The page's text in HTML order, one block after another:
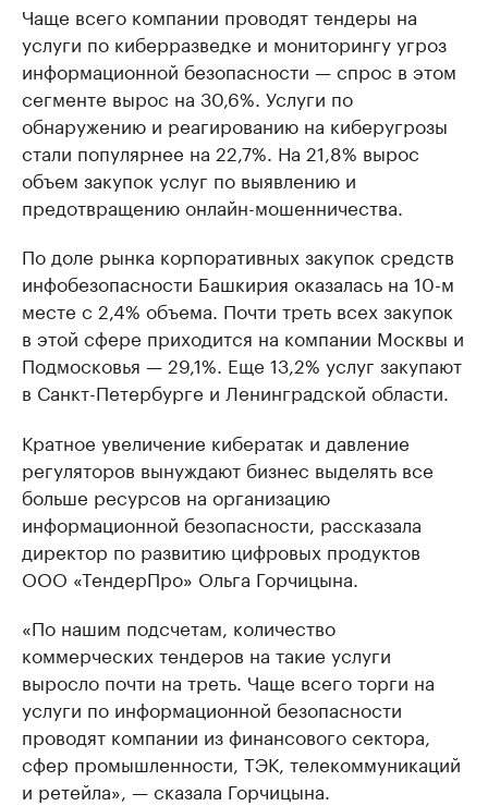
Чаще всего компании проводят тендеры на
услуги по киберразведке и мониторингу угроз
информационной безопасности — спрос в этом
сегменте вырос на 30,6%. Услуги по
обнаружению и реагированию на киберугрозы
стали популярнее на 22,7%. На 21,8% вырос
объем закупок услуг по выявлению и
предотвращению онлайн-мошенничества.
По доле рынка корпоративных закупок средств
инфобезопасности Башкирия оказалась на 10-м
месте с 2,4% объема. Почти треть всех закупок
в этой сфере приходится на компании Москвы и
Подмосковья — 29,1%. Еще 13,2% услуг закупают
в Санкт-Петербурге и Ленинградской области.
Кратное увеличение кибератак и давление
регуляторов вынуждают бизнес выделять все
больше ресурсов на организацию
информационной безопасности, рассказала
директор по развитию цифровых продуктов
ООО «ТендерПро» Ольга Горчицына.
«По нашим подсчетам, количество
коммерческих тендеров на такие услуги
выросло почти на треть. Чаще всего торги на
услуги по информационной безопасности
проводят компании из финансового сектора,
сфер промышленности, ТЭК, телекоммуникаций
и ретейла», — сказала Горчицына.